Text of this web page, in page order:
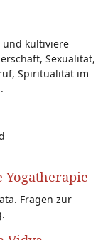
und kultiviere
Sexualität,
Spiritualität im
Yogatherapie
Fragen zur